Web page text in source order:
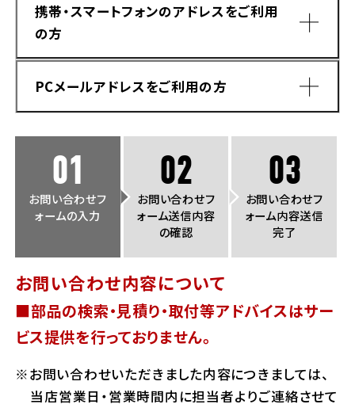
お問い合わせ
携帯・スマートフォンのアドレスをご利用
の方
ドメイン指定受信手順
PCメールアドレスをご利用の方
Yahoo!メールをご利用の方
Hotmailをご利用の方
01
お問い合わせフ
ォームの入力
02
お問い合わせフ
ォーム送信内容
の確認
03
お問い合わせフ
ォーム内容送信
完了
お問い合わせ内容について
■部品の検索・見積り・取付等アドバイスはサー
ビス提供を行っておりません。
お問い合わせいただきました内容につきましては、
当店営業日・営業時間内に担当者よりご連絡させて
福島県
ホンダドリーム 大田
ホンダドリーム 立川
ホンダドリーム 磯子
ホンダドリーム 横浜都筑
ホンダドリーム 横浜旭
ホンダドリーム 川崎宮前
ホンダドリーム 豊橋
ホンダドリーム 名古屋上小田井
ホンダドリーム 岐阜
京都府
ホンダドリーム 京都伏見
ホンダドリーム 京都北山
ホンダドリーム 神戸灘
ホンダドリーム 尼崎
ホンダドリーム 姫路
徳島県
ホンダドリーム 高松
熊本県
ホンダドリーム 熊本